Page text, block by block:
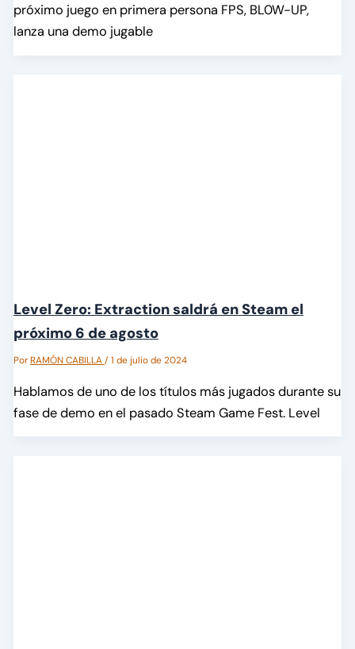
próximo juego en primera persona FPS, BL0W-UP,
lanza una demo jugable
Level Zero: Extraction saldrá en Steam el
próximo 6 de agosto
PorRAMÓN CABILLA/1 de julio de 2024
Hablamos de uno de los títulos más jugados durante su
fase de demo en el pasado Steam Game Fest. Level